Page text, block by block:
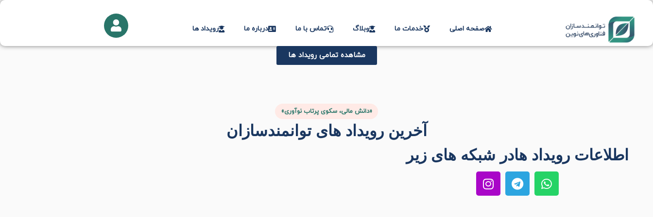
صفحه اصلی خدمات ما وبلاگ تماس با ما درباره ما رویداد ها
مشاهده تمامی رویداد ها
«دانش مالی، سکوی پرتاب نوآوری»
آخرین رویداد های توانمندسازان
اطلاعات رویداد هادر شبکه های زیر